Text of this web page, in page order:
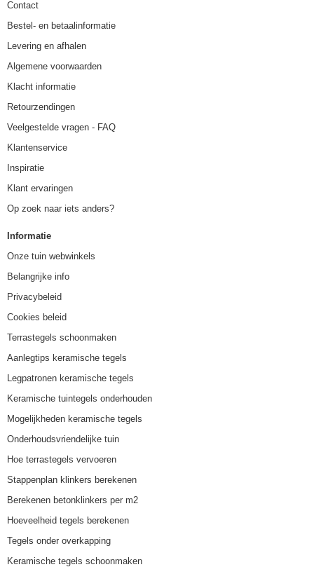
Contact
Bestel- en betaalinformatie
Levering en afhalen
Algemene voorwaarden
Klacht informatie
Retourzendingen
Veelgestelde vragen - FAQ
Klantenservice
Inspiratie
Klant ervaringen
Op zoek naar iets anders?
Informatie
Onze tuin webwinkels
Belangrijke info
Privacybeleid
Cookies beleid
Terrastegels schoonmaken
Aanlegtips keramische tegels
Legpatronen keramische tegels
Keramische tuintegels onderhouden
Mogelijkheden keramische tegels
Onderhoudsvriendelijke tuin
Hoe terrastegels vervoeren
Stappenplan klinkers berekenen
Berekenen betonklinkers per m2
Hoeveelheid tegels berekenen
Tegels onder overkapping
Keramische tegels schoonmaken